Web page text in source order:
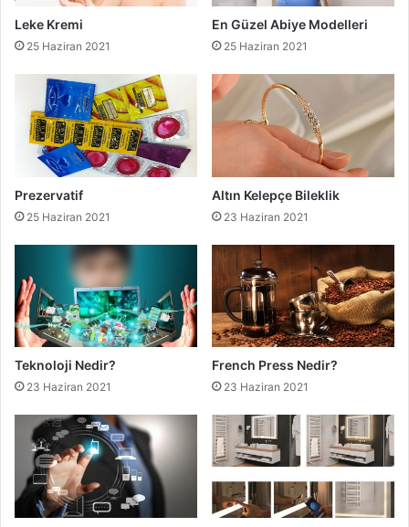
Leke Kremi
25 Haziran 2021
En Güzel Abiye Modelleri
25 Haziran 2021
Prezervatif
25 Haziran 2021
Altın Kelepçe Bileklik
23 Haziran 2021
Teknoloji Nedir?
23 Haziran 2021
French Press Nedir?
23 Haziran 2021